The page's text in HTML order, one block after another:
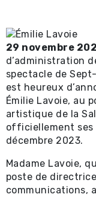
29 novembre
d’administration
spectacle de
est heureux
Émilie Lavoie, au
artistique de la
officiellement ses
décembre 2023.
Madame Lavoie,
poste de
communications,